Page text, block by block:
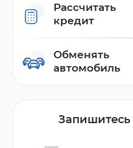
Рассчитать
кредит
Обменять
автомобиль
Запишитесь